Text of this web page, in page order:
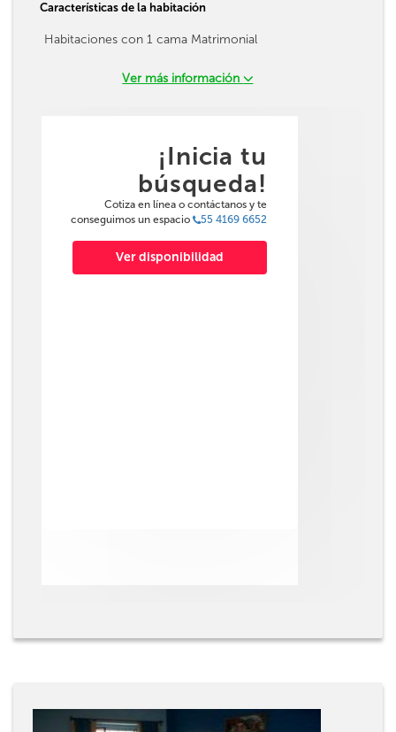
Características de la habitación
Habitaciones con 1 cama Matrimonial
Ver más información
¡Inicia tu
búsqueda!
Cotiza en línea o contáctanos y te
conseguimos un espacio
55 4169 6652
Ver disponibilidad